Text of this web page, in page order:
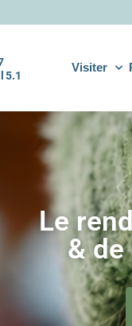
5.1
Visiter
Le
&